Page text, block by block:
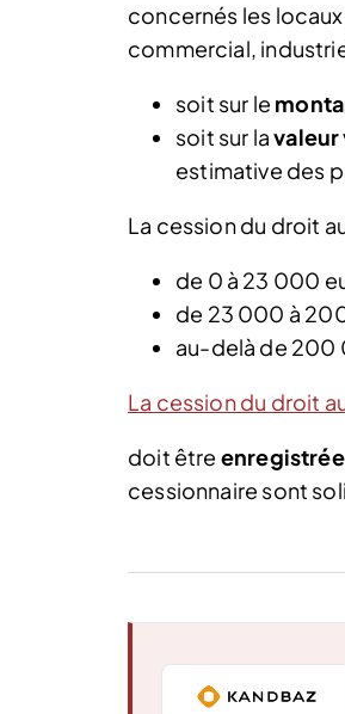
concernés les
commercial,
soit sur le
soit sur lavaleur
estimative des
La cession du droit
de 0 à 23 000
de 23 000 à
au-delà de 200
La cession du droit
doit être enregistrée
cessionnaire sont